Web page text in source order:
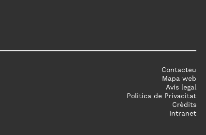
Contacteu
Mapa web
Avís legal
Politica de Privacitat
Crèdits
Intranet